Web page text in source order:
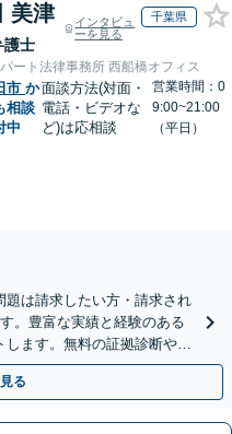
美津
護士
インタビュ
ーを見る
千葉県
ート法律事務所 西船橋オフィス
市 か
相談
中
面談方法(対面・
電話・ビデオな
ど)は応相談
営業時間：0
9:00~21:00
（平日）
題は請求したい方・請求され
。豊富な実績と経験のある
ます。無料の証拠診断や着
ご相談ください。
る